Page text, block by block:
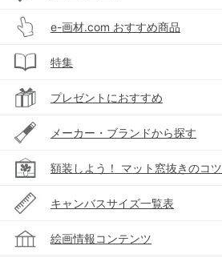
e-画材.com おすすめ商品
特集
プレゼントにおすすめ
メーカー・ブランドから探す
額装しよう！ マット窓抜きのコツ
キャンバスサイズ一覧表
絵画情報コンテンツ